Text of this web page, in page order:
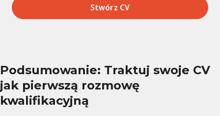
Stwórz CV
Podsumowanie: Traktuj swoje CV
jak pierwszą rozmowę
kwalifikacyjną